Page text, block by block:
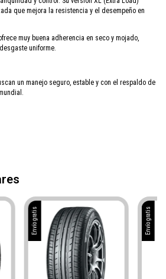
que mejora la resistencia y el desempeño en
muy buena adherencia en seco y mojado,
uniforme.
un manejo seguro, estable y con el respaldo de
Envío gratis Envío gratis